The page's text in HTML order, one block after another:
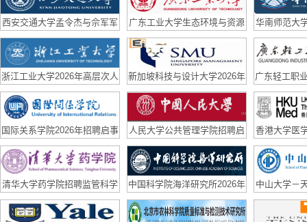
西安交通大学孟令杰与佘军军
团队联合招聘博后
广东工业大学生态环境与资源
学院国家优青课题组诚聘博士
后
华南师范大
队长期招聘
浙江工业大学2026年高层次人
才招聘公告
新加坡科技与设计大学2026年
招聘
广东轻工职
高层次、急
国际关系学院2026年招聘启事
人民大学公共管理学院招聘启
事
香港大学医
队招
清华大学药学院招聘监管科学
方向科研助理、青年学者公告
中国科学院海洋研究所2026年
博士后招聘公告
中山大学－
聘博士后